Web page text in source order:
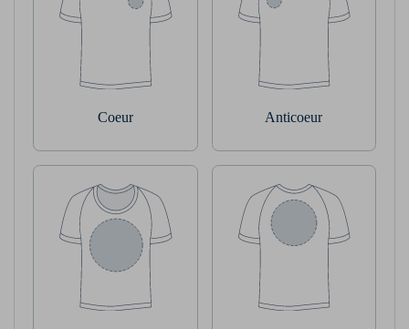
Coeur Anticoeur